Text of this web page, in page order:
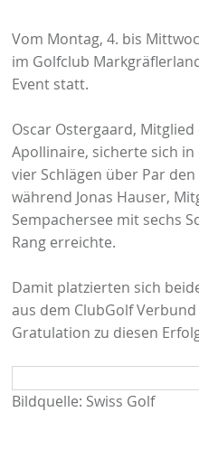
Vom Montag, 4. bis
im Golfclub
Event statt.
Oscar Ostergaard,
Apollinaire, sicherte sich
vier Schlägen über Par
während Jonas Hauser,
Sempachersee mit sechs
Rang erreichte.
Damit platzierten sich
aus dem ClubGolf
Gratulation zu diesen
Bildquelle: Swiss Golf